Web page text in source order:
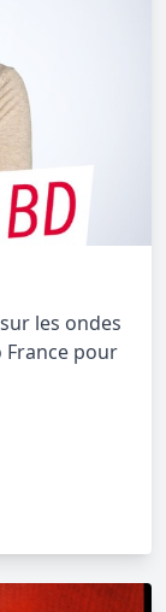
les ondes
France pour